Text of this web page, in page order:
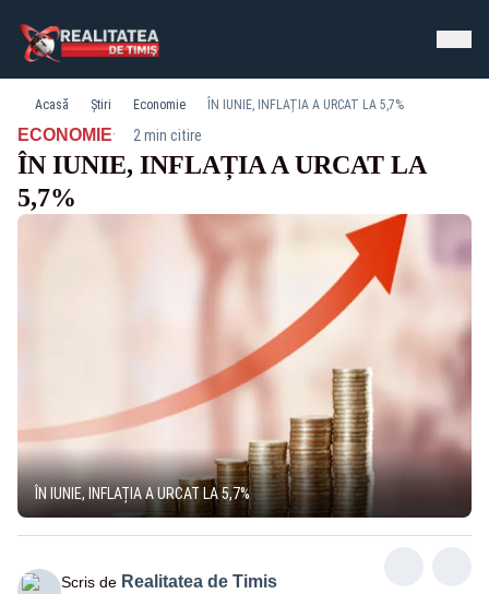
Acasă Știri Economie ÎN IUNIE, INFLAȚIA A URCAT LA 5,7%
ECONOMIE· 2 min citire
ÎN IUNIE, INFLAȚIA A URCAT LA
5,7%
ÎN IUNIE, INFLAȚIA A URCAT LA 5,7%
Scris de Realitatea de Timis